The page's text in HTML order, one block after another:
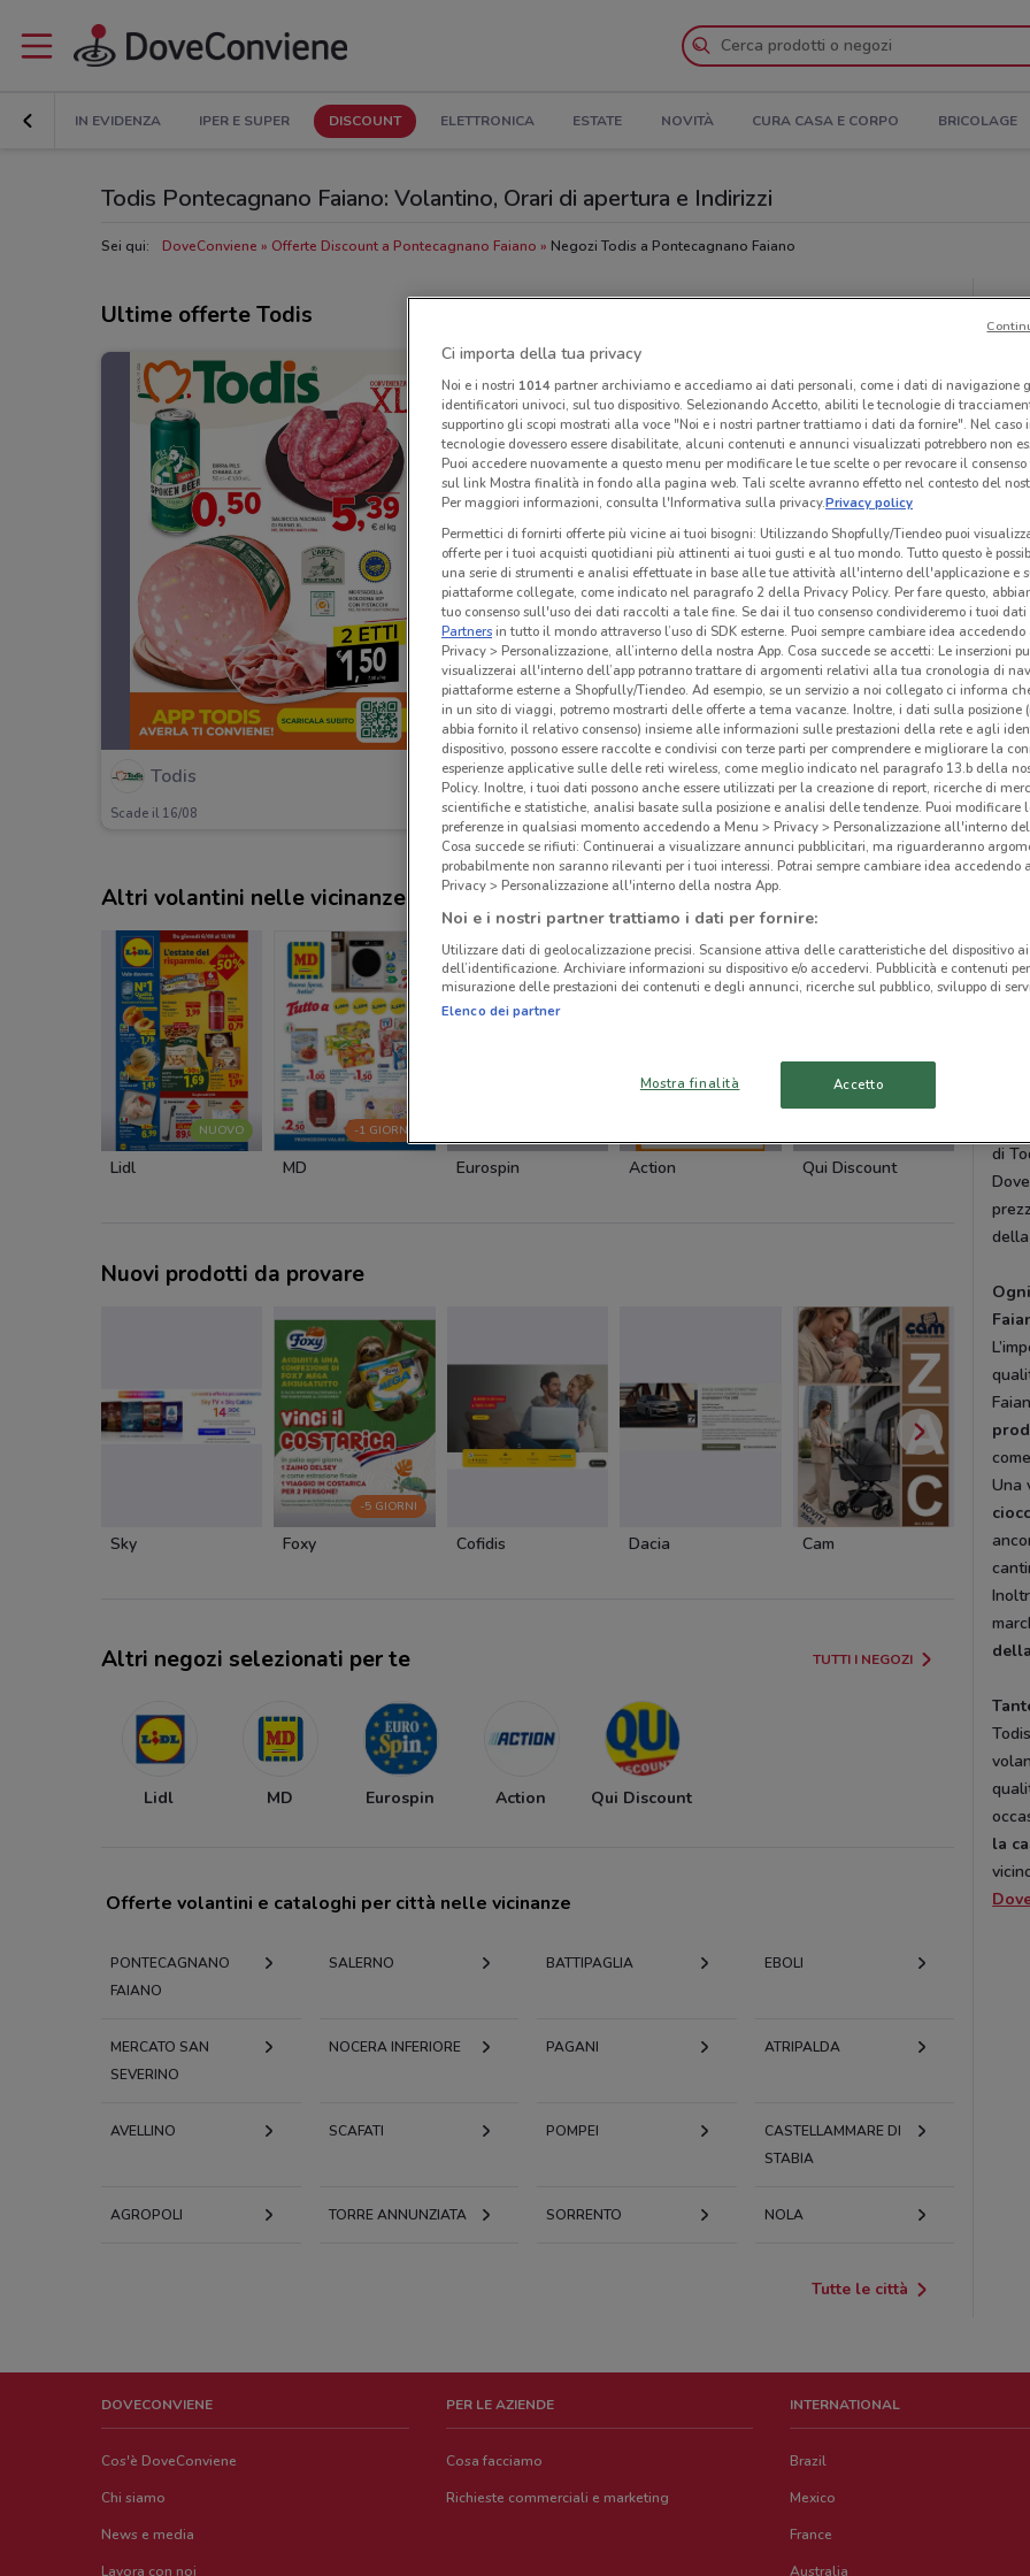
IN EVIDENZA IPER E SUPER DISCOUNT ELETTRONICA ESTATE NOVITÀ CURA CASA E CORPO BRICOLAGE
Todis Pontecagnano Faiano: Volantino, Orari di apertura e Indirizzi
Sei qui: DoveConviene Offerte Discount a Pontecagnano Faiano Negozi Todis a Pontecagnano Faiano
Ultime offerte Todis
Todis
Scade il 16/08 5.8 km
Altri volantini nelle vicinanze
NUOVO
Lidl
-1 GIORNO
MD Eurospin Action Qui Discount
Nuovi prodotti da provare
Sky
-5 GIORNI
Foxy Cofidis Dacia Cam Cam
Altri negozi selezionati per te TUTTI I NEGOZI
Lidl MD Eurospin Action Qui Discount
Offerte volantini e cataloghi per città nelle vicinanze
PONTECAGNANO
FAIANO
SALERNO BATTIPAGLIA EBOLI
MERCATO SAN
SEVERINO
NOCERA INFERIORE PAGANI ATRIPALDA
AVELLINO SCAFATI POMPEI
CASTELLAMMARE DI
STABIA
AGROPOLI TORRE ANNUNZIATA SORRENTO NOLA
Tutte le città
Gli
i
con
di
come
Una
la
DOVECONVIENE
Cos'è DoveConviene
Chi siamo
News e media
Lavora con noi
PER LE AZIENDE
Cosa facciamo
Richieste commerciali e marketing
INTERNATIONAL
Brazil
Mexico
France
Australia
Ci importa della tua privacy
Noi e i nostri 1014partner archiviamo e accediamo ai dati personali, come i dati di navigazione
identificatori univoci, sul tuo dispositivo. Selezionando Accetto, abiliti le tecnologie di
supportino gli scopi mostrati alla voce "Noi e i nostri partner trattiamo i dati da fornire". Nel caso
tecnologie dovessero essere disabilitate, alcuni contenuti e annunci visualizzati potrebbero non
Puoi accedere nuovamente a questo menu per modificare le tue scelte o per revocare il
sul link Mostra finalità in fondo alla pagina web. Tali scelte avranno effetto nel contesto del
Per maggiori informazioni, consulta l'Informativa sulla privacy.Privacy policy
Permettici di fornirti offerte più vicine ai tuoi bisogni: Utilizzando Shopfully/Tiendeo puoi
offerte per i tuoi acquisti quotidiani più attinenti ai tuoi gusti e al tuo mondo. Tutto questo è
una serie di strumenti e analisi effettuate in base alle tue attività all'interno dell'applicazione e
piattaforme collegate, come indicato nel paragrafo 2 della Privacy Policy. Per fare questo,
tuo consenso sull'uso dei dati raccolti a tale fine. Se dai il tuo consenso condivideremo i tuoi dati
Partnersin tutto il mondo attraverso l’uso di SDK esterne. Puoi sempre cambiare idea accedendo
Privacy > Personalizzazione, all’interno della nostra App. Cosa succede se accetti: Le inserzioni
visualizzerai all'interno dell’app potranno trattare di argomenti relativi alla tua cronologia di
piattaforme esterne a Shopfully/Tiendeo. Ad esempio, se un servizio a noi collegato ci informa
in un sito di viaggi, potremo mostrarti delle offerte a tema vacanze. Inoltre, i dati sulla posizione
abbia fornito il relativo consenso) insieme alle informazioni sulle prestazioni della rete e agli
dispositivo, possono essere raccolte e condivisi con terze parti per comprendere e migliorare la
esperienze applicative sulle delle reti wireless, come meglio indicato nel paragrafo 13.b della
Policy. Inoltre, i tuoi dati possono anche essere utilizzati per la creazione di report, ricerche di
scientifiche e statistiche, analisi basate sulla posizione e analisi delle tendenze. Puoi modificare
preferenze in qualsiasi momento accedendo a Menu > Privacy > Personalizzazione all'interno
Cosa succede se rifiuti: Continuerai a visualizzare annunci pubblicitari, ma riguarderanno
probabilmente non saranno rilevanti per i tuoi interessi. Potrai sempre cambiare idea accedendo
Privacy > Personalizzazione all'interno della nostra App.
Noi e i nostri partner trattiamo i dati per fornire:
Utilizzare dati di geolocalizzazione precisi. Scansione attiva delle caratteristiche del dispositivo
dell’identificazione. Archiviare informazioni su dispositivo e/o accedervi. Pubblicità e contenuti
misurazione delle prestazioni dei contenuti e degli annunci, ricerche sul pubblico, sviluppo di
Elenco dei partner
Mostra finalità Accetto